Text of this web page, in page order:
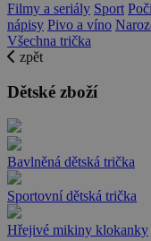
Filmy a seriály Sport
nápisy Pivo a víno
Všechna trička
zpět
Dětské zboží
Bavlněná dětská trička
Sportovní dětská trička
Hřejivé mikiny klokanky